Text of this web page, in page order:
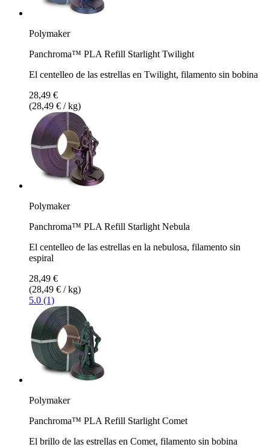
Polymaker
Panchroma™ PLA Refill Starlight Twilight
El centelleo de las estrellas en Twilight, filamento sin bobina
28,49 €
(28,49 € / kg)
Polymaker
Panchroma™ PLA Refill Starlight Nebula
El centelleo de las estrellas en la nebulosa, filamento sin
espiral
28,49 €
(28,49 € / kg)
5.0 (1)
Polymaker
Panchroma™ PLA Refill Starlight Comet
El brillo de las estrellas en Comet, filamento sin bobina